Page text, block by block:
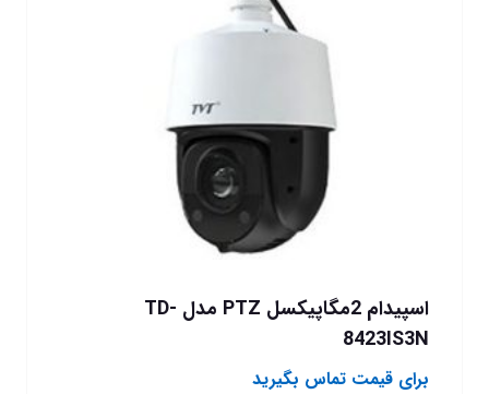
اسپیدام 2مگاپیکسل PTZ مدل TD-
8423IS3N
برای قیمت تماس بگیرید